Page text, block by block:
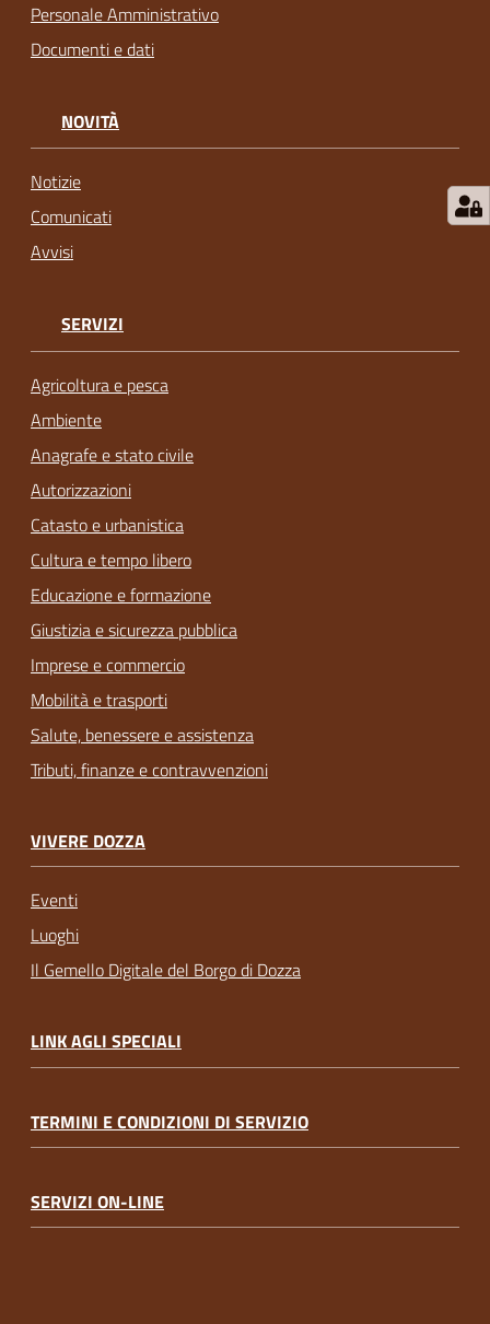
Personale Amministrativo
Documenti e dati
NOVITÀ
Notizie
Comunicati
Avvisi
SERVIZI
Agricoltura e pesca
Ambiente
Anagrafe e stato civile
Autorizzazioni
Catasto e urbanistica
Cultura e tempo libero
Educazione e formazione
Giustizia e sicurezza pubblica
Imprese e commercio
Mobilità e trasporti
Salute, benessere e assistenza
Tributi, finanze e contravvenzioni
VIVERE DOZZA
Eventi
Luoghi
Il Gemello Digitale del Borgo di Dozza
LINK AGLI SPECIALI
TERMINI E CONDIZIONI DI SERVIZIO
SERVIZI ON-LINE